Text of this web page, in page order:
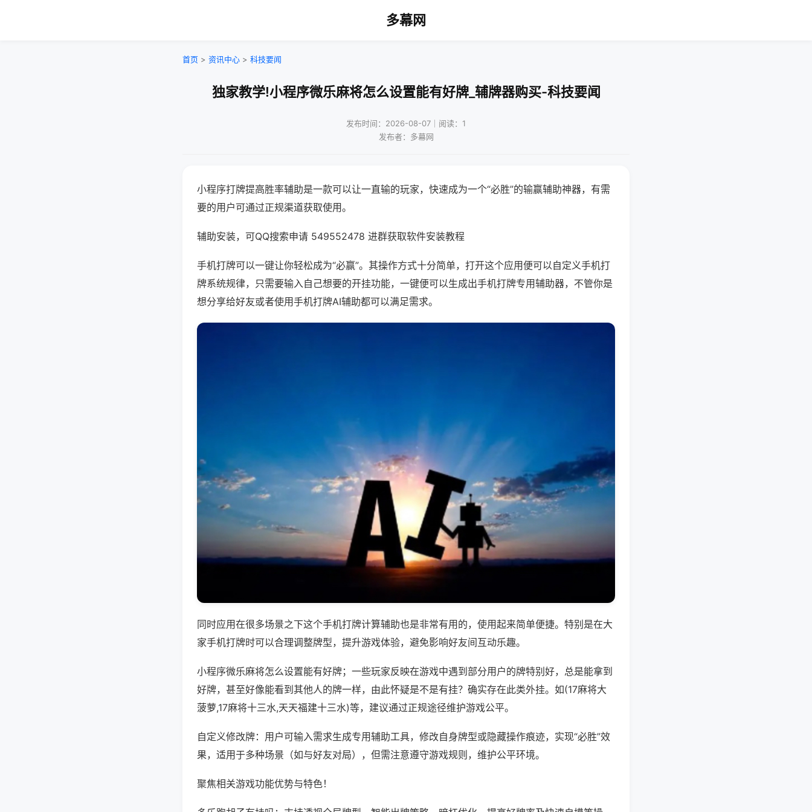
多幕网
首页 > 资讯中心 > 科技要闻
独家教学!小程序微乐麻将怎么设置能有好牌_辅牌器购买-科技要闻
发布时间：2026-08-07｜阅读：1
发布者：多幕网
小程序打牌提高胜率辅助是一款可以让一直输的玩家，快速成为一个“必胜”的输赢辅助神器，有需
要的用户可通过正规渠道获取使用。
辅助安装，可QQ搜索申请 549552478 进群获取软件安装教程
手机打牌可以一键让你轻松成为“必赢”。其操作方式十分简单，打开这个应用便可以自定义手机打
牌系统规律，只需要输入自己想要的开挂功能，一键便可以生成出手机打牌专用辅助器，不管你是
想分享给好友或者使用手机打牌AI辅助都可以满足需求。
同时应用在很多场景之下这个手机打牌计算辅助也是非常有用的，使用起来简单便捷。特别是在大
家手机打牌时可以合理调整牌型，提升游戏体验，避免影响好友间互动乐趣。
小程序微乐麻将怎么设置能有好牌；一些玩家反映在游戏中遇到部分用户的牌特别好，总是能拿到
好牌，甚至好像能看到其他人的牌一样，由此怀疑是不是有挂？确实存在此类外挂。如(17麻将大
菠萝,17麻将十三水,天天福建十三水)等，建议通过正规途径维护游戏公平。
自定义修改牌：用户可输入需求生成专用辅助工具，修改自身牌型或隐藏操作痕迹，实现“必胜”效
果，适用于多种场景（如与好友对局），但需注意遵守游戏规则，维护公平环境。
聚焦相关游戏功能优势与特色！